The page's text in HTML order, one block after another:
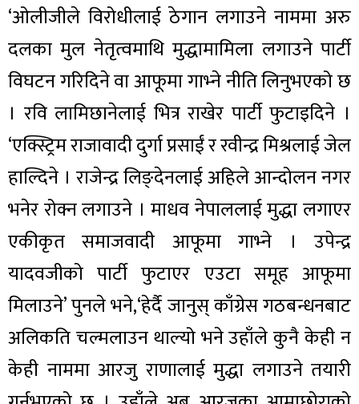
‘ओलीजीले विरोधीलाई ठेगान लगाउने नाममा अरु
दलका मुल नेतृत्वमाथि मुद्धामामिला लगाउने पार्टी
विघटन गरिदिने वा आफूमा गाभ्ने नीति लिनुभएको छ
। रवि लामिछानेलाई भित्र राखेर पार्टी फुटाइदिने ।
‘एक्स्ट्रिम राजावादी दुर्गा प्रसाईं र रवीन्द्र मिश्रलाई जेल
हाल्दिने । राजेन्द्र लिङ्देनलाई अहिले आन्दोलन नगर
भनेर रोक्न लगाउने । माधव नेपाललाई मुद्धा लगाएर
एकीकृत समाजवादी आफूमा गाभ्ने । उपेन्द्र
यादवजीको पार्टी फुटाएर एउटा समूह आफूमा
मिलाउने’ पुनले भने,‘हेर्दै जानुस् काँग्रेस गठबन्धनबाट
अलिकति चल्मलाउन थाल्यो भने उहाँले कुनै केही न
केही नाममा आरजु राणालाई मुद्धा लगाउने तयारी